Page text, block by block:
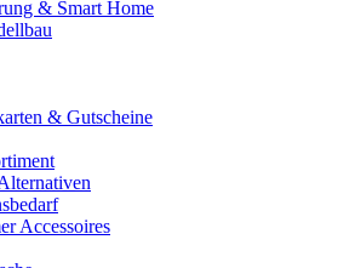
& Smart Home
& Gutscheine
Accessoires